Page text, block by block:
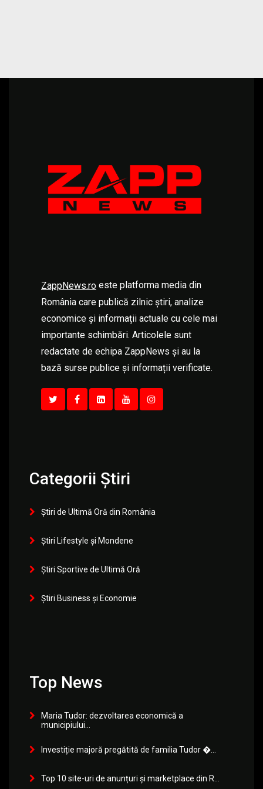
ZappNews.ro este platforma media din
România care publică zilnic știri, analize
economice și informații actuale cu cele mai
importante schimbări. Articolele sunt
redactate de echipa ZappNews și au la
bază surse publice și informații verificate.
Categorii Știri
Știri de Ultimă Oră din România
Știri Lifestyle și Mondene
Știri Sportive de Ultimă Oră
Știri Business și Economie
Top News
Maria Tudor: dezvoltarea economică a
municipiului...
Investiție majoră pregătită de familia Tudor �...
Top 10 site-uri de anunțuri și marketplace din R...